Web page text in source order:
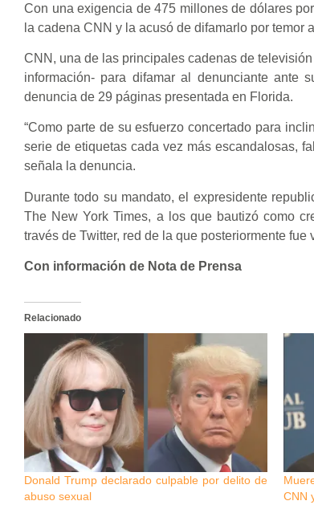
Con una exigencia de 475 millones de dólares
la cadena CNN y la acusó de difamarlo por
CNN, una de las principales cadenas de
información- para difamar al denunciante ante
denuncia de 29 páginas presentada en Florida.
“Como parte de su esfuerzo concertado para
serie de etiquetas cada vez más escandalosas,
señala la denuncia.
Durante todo su mandato, el expresidente
The New York Times, a los que bautizó como
través de Twitter, red de la que posteriormente fue
Con información de Nota de Prensa
Relacionado
Donald Trump declarado culpable por delito de
abuso sexual
CNN